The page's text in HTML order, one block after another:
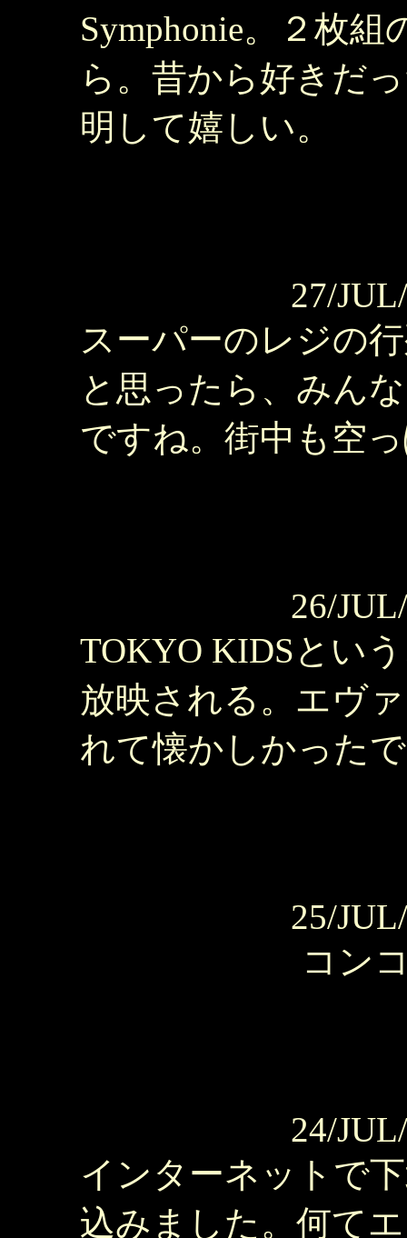
Symphonie。２枚組
ら。昔から好きだ
明して嬉しい。
27/
スーパーのレジの
と思ったら、みん
ですね。街中も空
26/
TOKYO KIDSとい
放映される。エヴ
れて懐かしかった
25/
コン
24/
インターネットで
込みました。何て